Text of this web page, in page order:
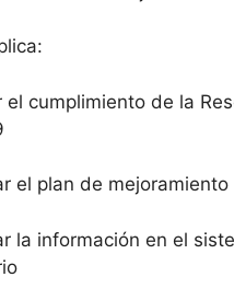
el cumplimiento de la
el plan de mejoramiento
la información en el